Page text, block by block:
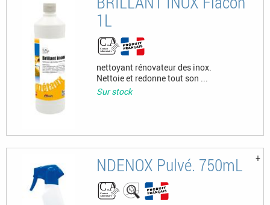
1L
nettoyant rénovateur des inox.
Nettoie et redonne tout son ...
Sur stock
NDENOX Pulvé. 750mL